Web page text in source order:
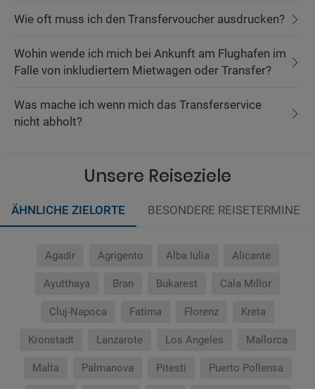
Wie oft muss ich den Transfervoucher ausdrucken?
Wohin wende ich mich bei Ankunft am Flughafen im
Falle von inkludiertem Mietwagen oder Transfer?
Was mache ich wenn mich das Transferservice
nicht abholt?
Unsere Reiseziele
ÄHNLICHE ZIELORTE BESONDERE REISETERMINE
Agadir Agrigento Alba Iulia Alicante
Ayutthaya Bran Bukarest Cala Millor
Cluj-Napoca Fatima Florenz Kreta
Kronstadt Lanzarote Los Angeles Mallorca
Malta Palmanova Pitesti Puerto Pollensa